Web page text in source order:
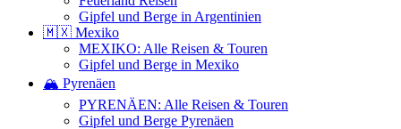
Gipfel und Berge in Argentinien
🇲🇽 Mexiko
MEXIKO: Alle Reisen & Touren
Gipfel und Berge in Mexiko
🏔️ Pyrenäen
PYRENÄEN: Alle Reisen & Touren
Gipfel und Berge Pyrenäen